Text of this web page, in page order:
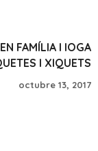
FAMÍLIA I IOGA
I XIQUETS
octubre 13, 2017